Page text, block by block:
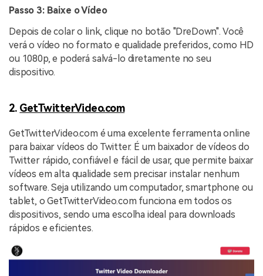
Passo 3: Baixe o Vídeo
Depois de colar o link, clique no botão "DreDown". Você
verá o vídeo no formato e qualidade preferidos, como HD
ou 1080p, e poderá salvá-lo diretamente no seu
dispositivo.
2. GetTwitterVideo.com
GetTwitterVideo.com é uma excelente ferramenta online
para baixar vídeos do Twitter. É um baixador de vídeos do
Twitter rápido, confiável e fácil de usar, que permite baixar
vídeos em alta qualidade sem precisar instalar nenhum
software. Seja utilizando um computador, smartphone ou
tablet, o GetTwitterVideo.com funciona em todos os
dispositivos, sendo uma escolha ideal para downloads
rápidos e eficientes.